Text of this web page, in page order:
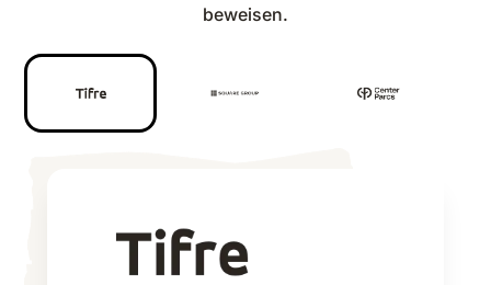
beweisen.
Van een mondelinge
We merkten dat we onze
chauffeurs niet altijd konden
Unser Ziel ist es, eine offene und
transparente